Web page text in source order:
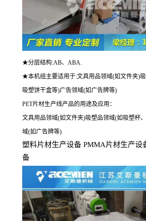
★分层结构:AB、ABA.
★本机组主要适用于:文具用品领域(如文件夹)吸
吸塑饼干盒等)广告领域(如广告牌等)
PET片材生产线产品的用途及应用：
文具用品领域(如文件夹)吸塑品领域(如吸塑杯
域(如广告牌等)
塑料片材生产设备 PMMA片材生产设
备